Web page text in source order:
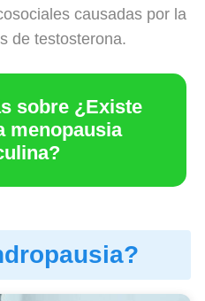
causadas por la
de testosterona.
sobre ¿Existe
menopausia